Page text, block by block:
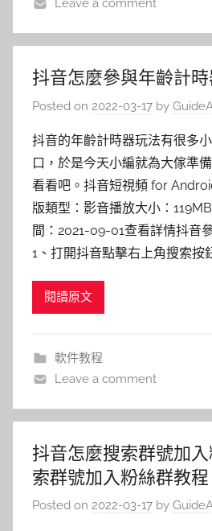
Leave a comment
抖音怎麼參與年齡計
Posted on 2022-03-17 by
抖音的年齡計時器玩法有很多
口，於是今天小編就為大傢準
看看吧。抖音短視頻 for
版類型：影音播放大小：
間：2021-09-01查看詳情抖音
1、打開抖音點擊右上角搜索按
閱讀原文
軟件教程
Leave a comment
抖音怎麼搜索群號加
索群號加入粉絲群教程
Posted on 2022-03-17 by